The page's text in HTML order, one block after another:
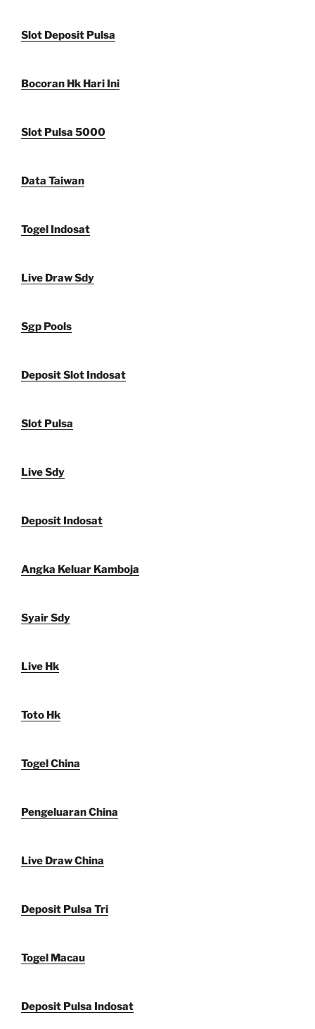
Slot Deposit Pulsa
Bocoran Hk Hari Ini
Slot Pulsa 5000
Data Taiwan
Togel Indosat
Live Draw Sdy
Sgp Pools
Deposit Slot Indosat
Slot Pulsa
Live Sdy
Deposit Indosat
Angka Keluar Kamboja
Syair Sdy
Live Hk
Toto Hk
Togel China
Pengeluaran China
Live Draw China
Deposit Pulsa Tri
Togel Macau
Deposit Pulsa Indosat